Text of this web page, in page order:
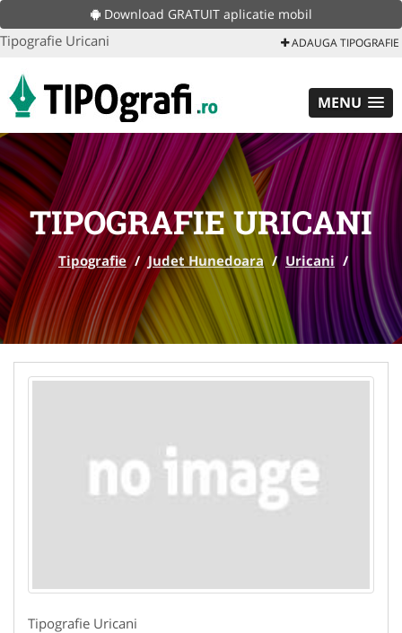
Download GRATUIT aplicatie mobil
Tipografie Uricani ADAUGA TIPOGRAFIE
MENU
TIPOGRAFIE URICANI
Tipografie / Judet Hunedoara / Uricani /
Tipografie Uricani